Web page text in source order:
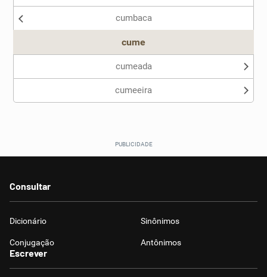
cumbaca
cume
cumeada
cumeeira
Consultar
Dicionário Sinônimos
Conjugação Antônimos
Escrever